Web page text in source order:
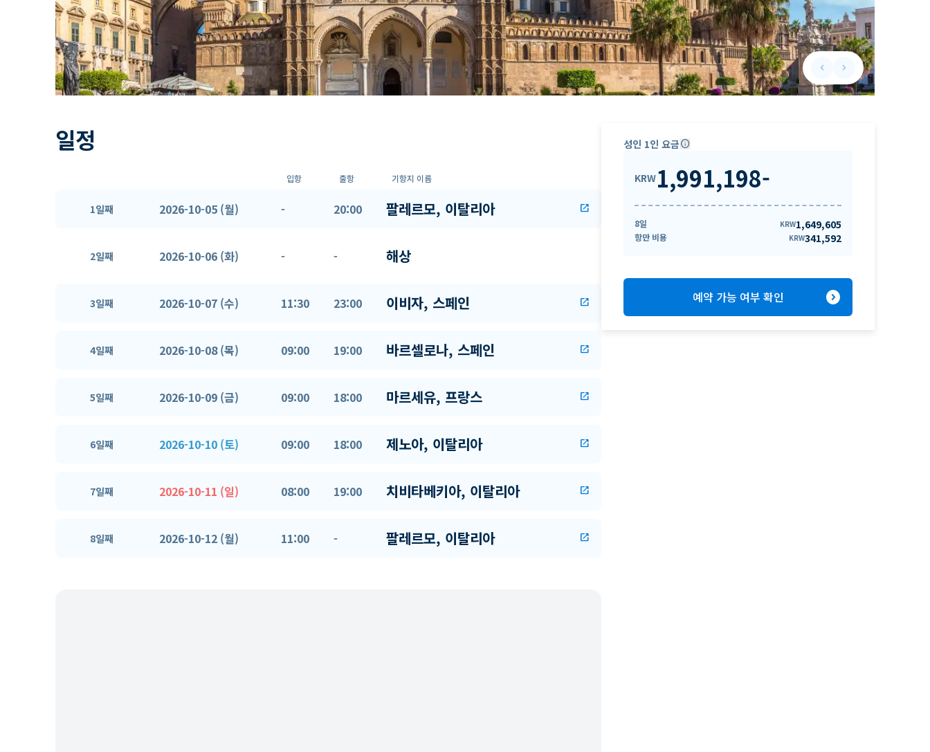
keyboard_arrow_leftPrevious slide
keyboard_arrow_rightNext slide
일정
입항 출항 기항지 이름
1일째 2026-10-05 (월) - 20:00 팔레르모, 이탈리아 open_in_new
2일째 2026-10-06 (화) - - 해상
3일째 2026-10-07 (수) 11:30 23:00 이비자, 스페인 open_in_new
4일째 2026-10-08 (목) 09:00 19:00 바르셀로나, 스페인 open_in_new
5일째 2026-10-09 (금) 09:00 18:00 마르세유, 프랑스 open_in_new
6일째 2026-10-10 (토) 09:00 18:00 제노아, 이탈리아 open_in_new
7일째 2026-10-11 (일) 08:00 19:00 치비타베키아, 이탈리아 open_in_new
8일째 2026-10-12 (월) 11:00 - 팔레르모, 이탈리아 open_in_new
성인 1인 요금info
KRW1,991,198-
8일 KRW1,649,605
항만 비용 KRW341,592
예약 가능 여부 확인 expand_circle_right